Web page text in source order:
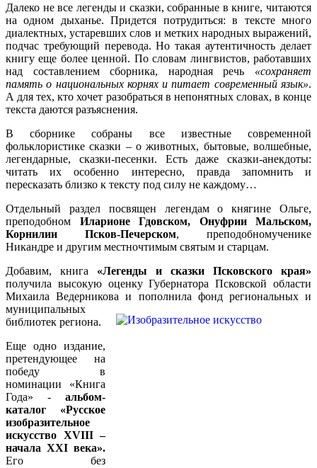
Далеко не все легенды и сказки, собранные в книге, читаются
на одном дыханье. Придется потрудиться: в тексте много
диалектных, устаревших слов и метких народных выражений,
подчас требующий перевода. Но такая аутентичность делает
книгу еще более ценной. По словам лингвистов, работавших
над составлением сборника, народная речь «сохраняет
память о национальных корнях и питает современный язык».
А для тех, кто хочет разобраться в непонятных словах, в конце
текста даются разъяснения.
В сборнике собраны все известные современной
фольклористике сказки – о животных, бытовые, волшебные,
легендарные, сказки-песенки. Есть даже сказки-анекдоты:
читать их особенно интересно, правда запомнить и
пересказать близко к тексту под силу не каждому…
Отдельный раздел посвящен легендам о княгине Ольге,
преподобном Иларионе Гдовском, Онуфрии Мальском,
Корнилии Псков-Печерском, преподобномученике
Никандре и другим местночтимым святым и старцам.
Добавим, книга «Легенды и сказки Псковского края»
получила высокую оценку Губернатора Псковской области
Михаила Ведерникова и пополнила фонд региональных и
муниципальных
библиотек региона.
Еще одно издание,
претендующее на
победу в
номинации «Книга
Года» - альбом-
каталог «Русское
изобразительное
искусство XVIII –
начала XXI века».
Его без